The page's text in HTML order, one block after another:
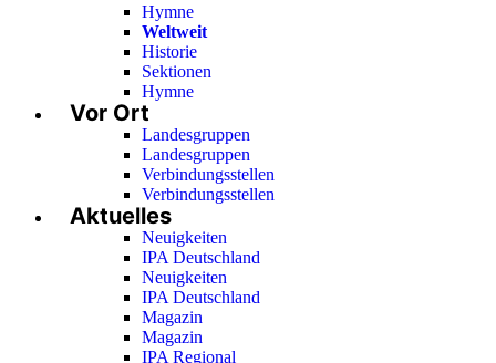
Hymne
Weltweit
Historie
Sektionen
Hymne
Vor Ort
Landesgruppen
Landesgruppen
Verbindungsstellen
Verbindungsstellen
Aktuelles
Neuigkeiten
IPA Deutschland
Neuigkeiten
IPA Deutschland
Magazin
Magazin
IPA Regional